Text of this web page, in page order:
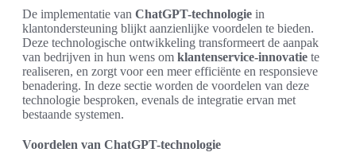
De implementatie van ChatGPT-technologie in
klantondersteuning blijkt aanzienlijke voordelen te bieden.
Deze technologische ontwikkeling transformeert de aanpak
van bedrijven in hun wens om klantenservice-innovatie te
realiseren, en zorgt voor een meer efficiënte en responsieve
benadering. In deze sectie worden de voordelen van deze
technologie besproken, evenals de integratie ervan met
bestaande systemen.
Voordelen van ChatGPT-technologie